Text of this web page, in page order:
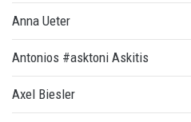
Anna Ueter
Antonios #asktoni Askitis
Axel Biesler